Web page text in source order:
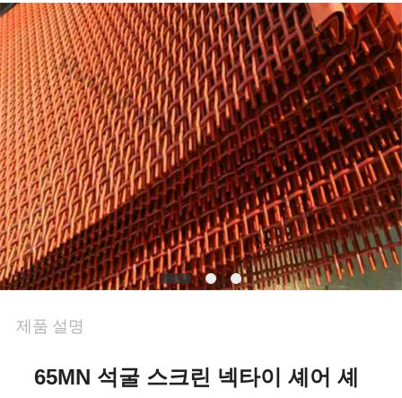
관
리
문
의
하
기
뉴
스
제품 설명
65MN 석굴 스크린 넥타이 셰어 셰